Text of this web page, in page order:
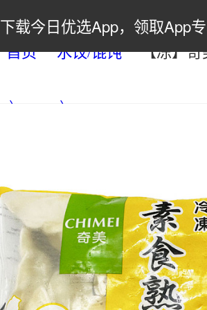
下载今日优选App，领取App
首页 水饺/馄饨